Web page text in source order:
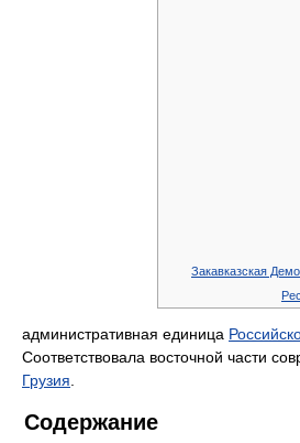
Закавказская
административная единица
Соответствовала восточной части
Грузия.
Содержание